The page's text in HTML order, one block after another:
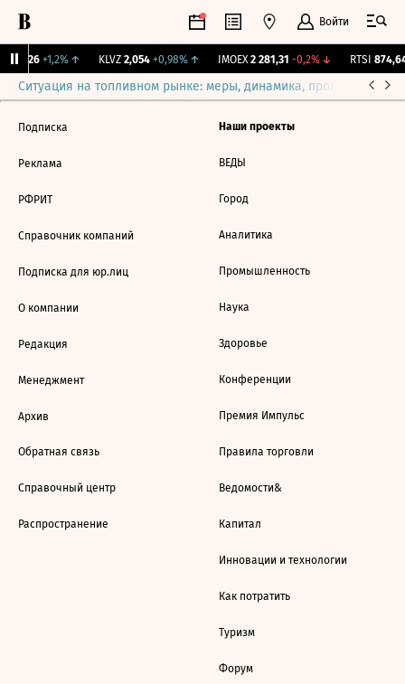
Войти
9,26 +1,2%↑ KLVZ 2,054 +0,98%↑ IMOEX 2 281,31 -0,2%↓ RTSI 874,64
Ситуация на топливном рынке: меры, динамика, прогнозы
Подписка
Реклама
РФРИТ
Справочник компаний
Подписка для юр.лиц
О компании
Редакция
Менеджмент
Архив
Обратная связь
Справочный центр
Распространение
Наши проекты
ВЕДЫ
Город
Аналитика
Промышленность
Наука
Здоровье
Конференции
Премия Импульс
Правила торговли
Ведомости&
Капитал
Инновации и технологии
Как потратить
Туризм
Форум